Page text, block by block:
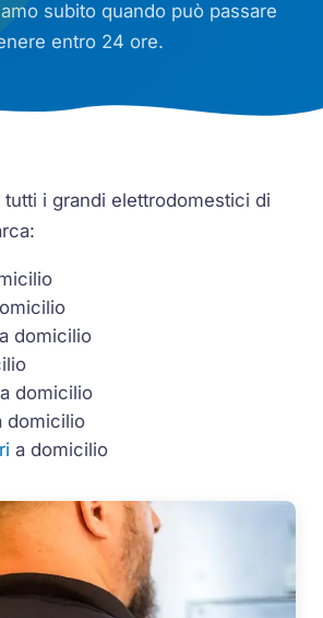
subito quando può passare
entro 24 ore.
i grandi elettrodomestici di
a domicilio
a domicilio
domicilio
a domicilio